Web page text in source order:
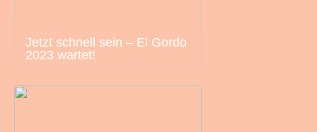
Jetzt schnell sein – El Gordo
2023 wartet!